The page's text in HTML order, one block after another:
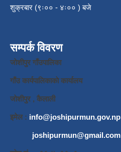
शुक्रबार (९ः०० - ४ः०० ) बजे
सम्पर्क विवरण
जाेशीपुर गाँउपालिका
गाँउ कार्यपालिकाकाे कार्यालय
जाेशीपुर , कैलाली
इमेल : info@joshipurmun.gov.np
joshipurmun@gmail.com